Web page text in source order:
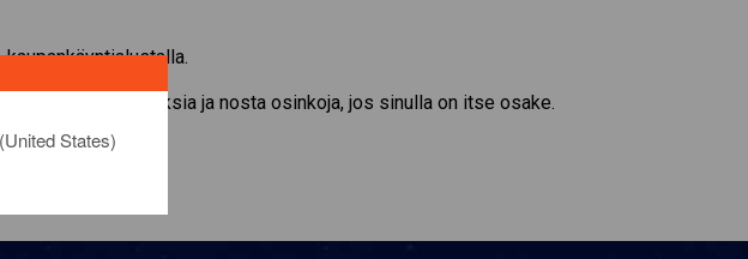
reaaliaikaisia tarjouksia ja nosta osinkoja, jos sinulla on itse osake.
States)